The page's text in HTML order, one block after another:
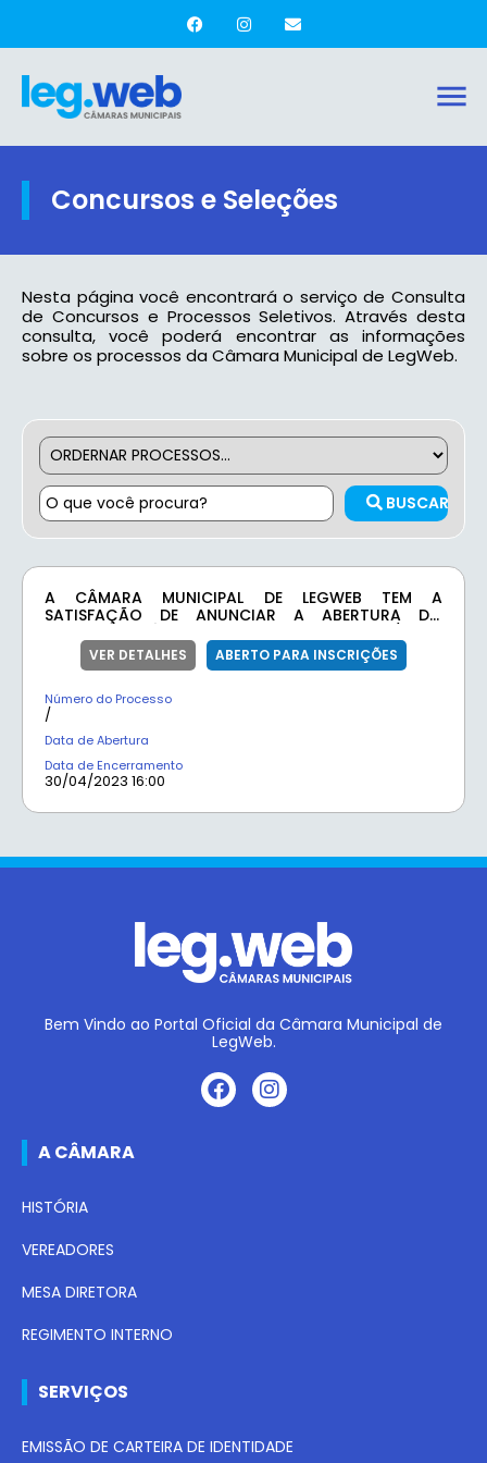
Concursos e Seleções
Nesta página você encontrará o serviço de Consulta
de Concursos e Processos Seletivos. Através desta
consulta, você poderá encontrar as informações
sobre os processos da Câmara Municipal de LegWeb.
BUSCAR
A CÂMARA MUNICIPAL DE LEGWEB TEM A
SATISFAÇÃO DE ANUNCIAR A ABERTURA DO
COM O OBJETIVO DE PREENCHER VAGAS EM ÁREAS
ESTRATÉGICAS PARA FORTALECER A EQUIPE DE
REPRESENTA UMA OPORTUNIDADE PARA
PROFISSIONAIS QUALIFICADOS CONTRIBUÍREM PARA
O APRIMORAMENTO DOS SERVIÇOS LEGISLATIVOS
VER DETALHES ABERTO PARA INSCRIÇÕES
Número do Processo
/
Data de Abertura
Data de Encerramento
30/04/2023 16:00
Bem Vindo ao Portal Oficial da Câmara Municipal de
LegWeb.
A CÂMARA
HISTÓRIA
VEREADORES
MESA DIRETORA
REGIMENTO INTERNO
SERVIÇOS
EMISSÃO DE CARTEIRA DE IDENTIDADE